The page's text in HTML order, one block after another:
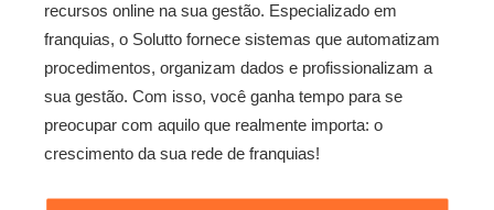
recursos online na sua gestão. Especializado em
franquias, o Solutto fornece sistemas que automatizam
procedimentos, organizam dados e profissionalizam a
sua gestão. Com isso, você ganha tempo para se
preocupar com aquilo que realmente importa: o
crescimento da sua rede de franquias!